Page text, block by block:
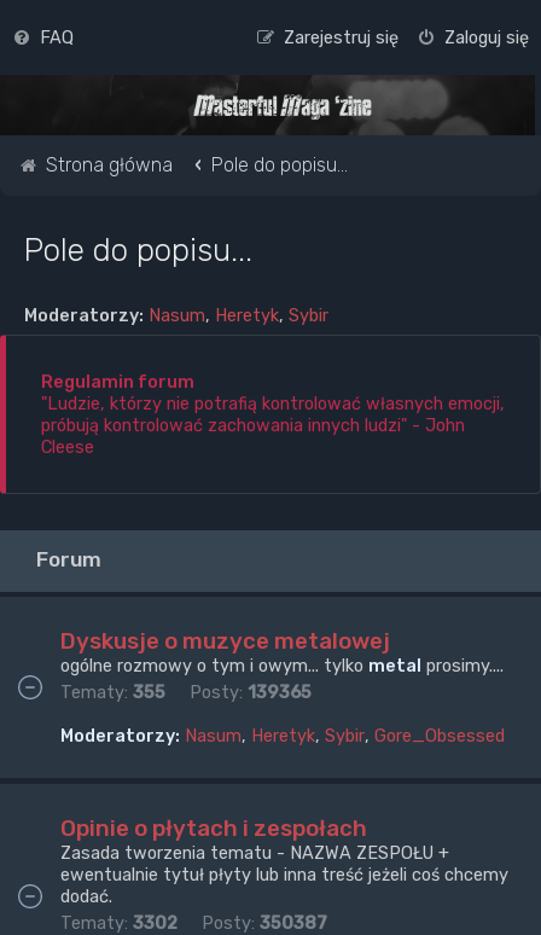
FAQ Zaloguj się
Zarejestruj się
Strona główna Pole do popisu...
Pole do popisu...
Moderatorzy: Nasum, Heretyk, Sybir
Regulamin forum
"Ludzie, którzy nie potrafią kontrolować własnych emocji,
próbują kontrolować zachowania innych ludzi" - John
Cleese
Forum
Dyskusje o muzyce metalowej
ogólne rozmowy o tym i owym... tylko metal prosimy....
Tematy: 355 Posty: 139365
Moderatorzy: Nasum, Heretyk, Sybir, Gore_Obsessed
Opinie o płytach i zespołach
Zasada tworzenia tematu - NAZWA ZESPOŁU +
ewentualnie tytuł płyty lub inna treść jeżeli coś chcemy
dodać.
Tematy: 3302 Posty: 350387